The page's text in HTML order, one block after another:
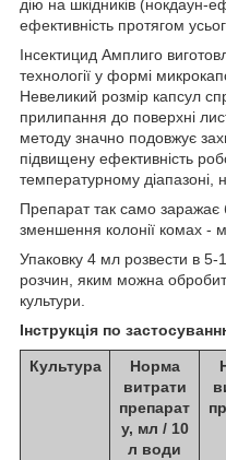
дію на шкідників (нокдаун-
ефективність протягом
Інсектицид Амплиго
технології у формі
Невеликий розмір капсул
прилипання до поверхні
методу значно подовжує
підвищену ефективність
температурному діапазоні,
Препарат так само
зменшення колонії комах -
Упаковку 4 мл розвести в 5-
розчин, яким можна
культури.
Інструкція по
Культура
Норма
витрати
препарат
у, мл / 10
л води